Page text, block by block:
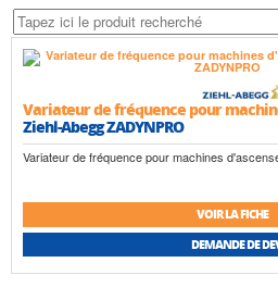
Variateur de fréquence pour
Ziehl-Abegg ZADYNPRO
Variateur de fréquence pour machines
VOIR LA FICHE
DEMANDE DE